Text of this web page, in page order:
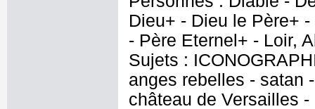
Dieu+ - Dieu le Père+
- Père Eternel+ - Loir,
Sujets :
anges rebelles - satan
château de Versailles